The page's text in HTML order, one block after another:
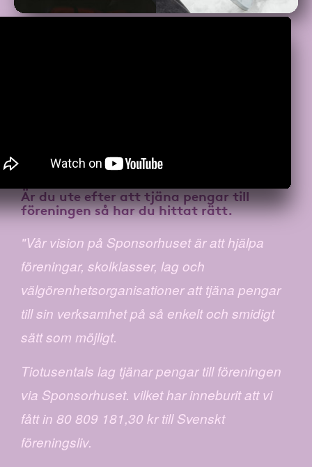
Är du ute efter atttjäna pengar till
föreningenså har du hittat rätt.
"Vår vision på Sponsorhuset är att hjälpa
föreningar, skolklasser, lag och
välgörenhetsorganisationer att tjäna pengar
till sin verksamhet på så enkelt och smidigt
sätt som möjligt.
Tiotusentals lag tjänar pengar till föreningen
via Sponsorhuset. vilket har inneburit att vi
fått in 80 809 181,30 kr till Svenskt
föreningsliv.